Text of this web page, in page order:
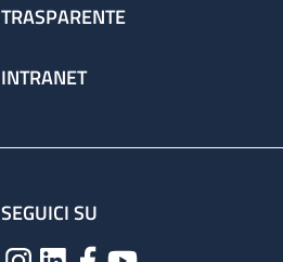
TRASPARENTE
INTRANET
SEGUICI SU